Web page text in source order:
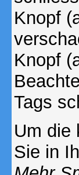
Knopf
Knopf
Tags
Um die
Sie in